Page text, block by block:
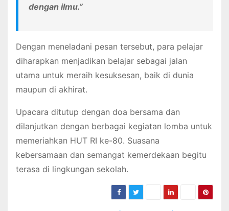
dengan ilmu.”
Dengan meneladani pesan tersebut, para pelajar
diharapkan menjadikan belajar sebagai jalan
utama untuk meraih kesuksesan, baik di dunia
maupun di akhirat.
Upacara ditutup dengan doa bersama dan
dilanjutkan dengan berbagai kegiatan lomba untuk
memeriahkan HUT RI ke-80. Suasana
kebersamaan dan semangat kemerdekaan begitu
terasa di lingkungan sekolah.